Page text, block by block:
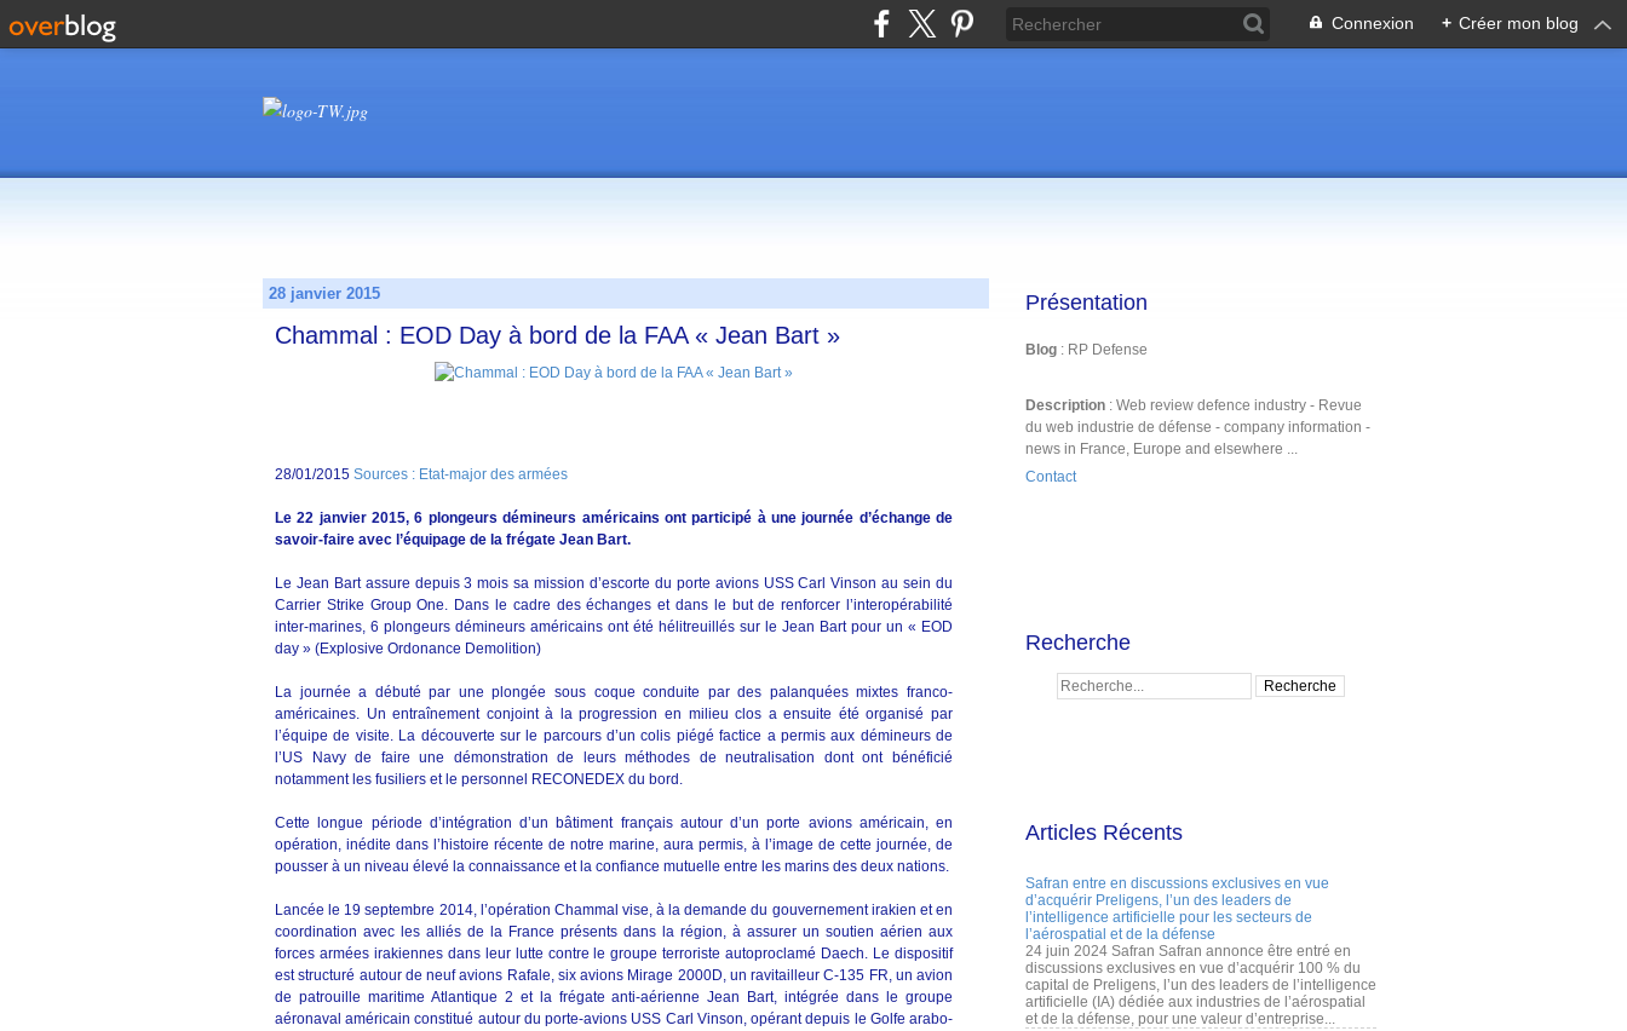
Connexion + Créer mon blog
28 janvier 2015
Chammal : EOD Day à bord de la FAA « Jean Bart »
28/01/2015 Sources : Etat-major des armées
Le 22 janvier 2015, 6 plongeurs démineurs américains ont participé à une journée d’échange de
savoir-faire avec l’équipage de la frégate Jean Bart.
Le Jean Bart assure depuis 3 mois sa mission d’escorte du porte avions USS Carl Vinson au sein du
Carrier Strike Group One. Dans le cadre des échanges et dans le but de renforcer l’interopérabilité
inter-marines, 6 plongeurs démineurs américains ont été hélitreuillés sur le Jean Bart pour un « EOD
day » (Explosive Ordonance Demolition)
La journée a débuté par une plongée sous coque conduite par des palanquées mixtes franco-
américaines. Un entraînement conjoint à la progression en milieu clos a ensuite été organisé par
l’équipe de visite. La découverte sur le parcours d’un colis piégé factice a permis aux démineurs de
l’US Navy de faire une démonstration de leurs méthodes de neutralisation dont ont bénéficié
notamment les fusiliers et le personnel RECONEDEX du bord.
Cette longue période d’intégration d’un bâtiment français autour d’un porte avions américain, en
opération, inédite dans l’histoire récente de notre marine, aura permis, à l’image de cette journée, de
pousser à un niveau élevé la connaissance et la confiance mutuelle entre les marins des deux nations.
Lancée le 19 septembre 2014, l’opération Chammal vise, à la demande du gouvernement irakien et en
coordination avec les alliés de la France présents dans la région, à assurer un soutien aérien aux
forces armées irakiennes dans leur lutte contre le groupe terroriste autoproclamé Daech. Le dispositif
est structuré autour de neuf avions Rafale, six avions Mirage 2000D, un ravitailleur C-135 FR, un avion
de patrouille maritime Atlantique 2 et la frégate anti-aérienne Jean Bart, intégrée dans le groupe
aéronaval américain constitué autour du porte-avions USS Carl Vinson, opérant depuis le Golfe arabo-
Présentation
Blog : RP Defense
Description : Web review defence industry - Revue
du web industrie de défense - company information -
news in France, Europe and elsewhere ...
Contact
Recherche
Articles Récents
Safran entre en discussions exclusives en vue
d’acquérir Preligens, l’un des leaders de
l’intelligence artificielle pour les secteurs de
l’aérospatial et de la défense
24 juin 2024 Safran Safran annonce être entré en
discussions exclusives en vue d’acquérir 100 % du
capital de Preligens, l’un des leaders de l’intelligence
artificielle (IA) dédiée aux industries de l’aérospatial
et de la défense, pour une valeur d’entreprise...